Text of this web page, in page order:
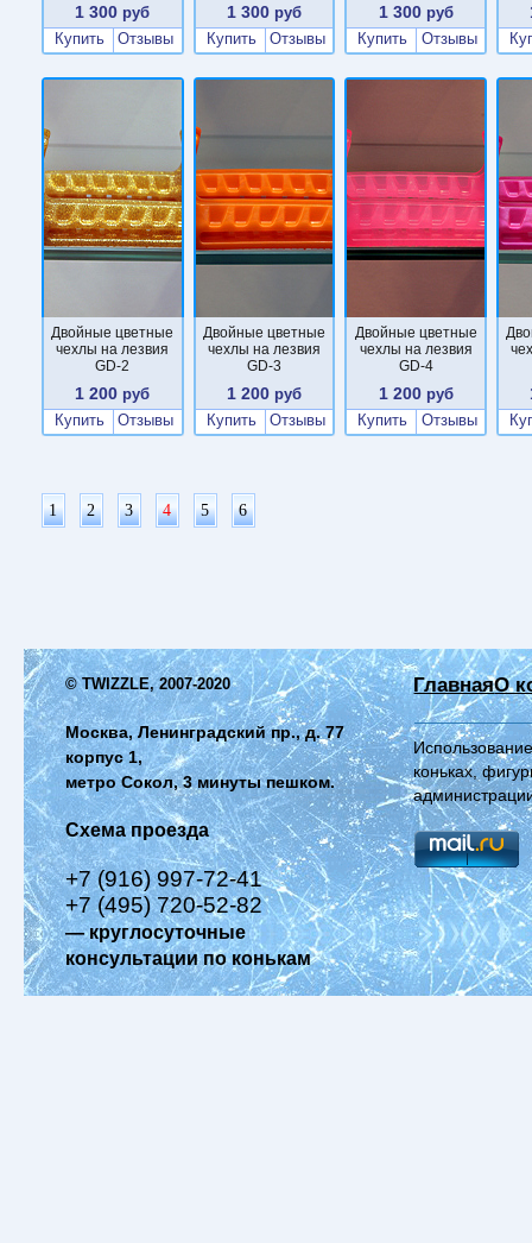
1 300 руб
Купить
Отзывы
1 300 руб
Купить
Отзывы
1 300руб
Купить
Отзывы
Двойные цветные
чехлы на лезвия
GD-2
1 200 руб
Купить
Отзывы
Двойные цветные
чехлы на лезвия
GD-3
1 200 руб
Купить
Отзывы
Двойные цветные
чехлы на лезвия
GD-4
1 200руб
Купить
Отзывы
1 2 3 4 5 6
© TWIZZLE, 2007-2020
Москва, Ленинградский пр., д. 77
корпус 1,
метро Сокол, 3 минуты пешком.
Схема проезда
+7 (916) 997-72-41
+7 (495) 720-52-82
— круглосуточные
консультации по конькам
ГлавнаяО
коньках,